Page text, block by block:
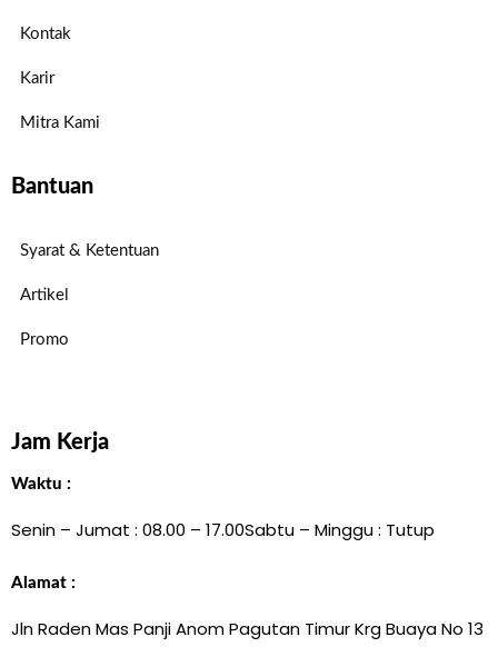
Kontak
Karir
Mitra Kami
Bantuan
Syarat & Ketentuan
Artikel
Promo
Jam Kerja
Waktu :
Senin – Jumat : 08.00 – 17.00Sabtu – Minggu : Tutup
Alamat :
Jln Raden Mas Panji Anom Pagutan Timur Krg Buaya No 13